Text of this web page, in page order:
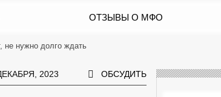
ОТЗЫВЫ О МФО
не нужно долго ждать
2023 ОБСУДИТЬ